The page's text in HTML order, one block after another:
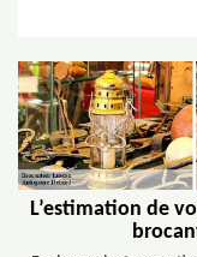
L’estimation de